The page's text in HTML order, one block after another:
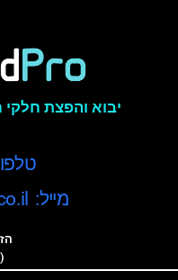
יבוא והפצת חלקי
מייל: info@speed-pro.co.il
הזית